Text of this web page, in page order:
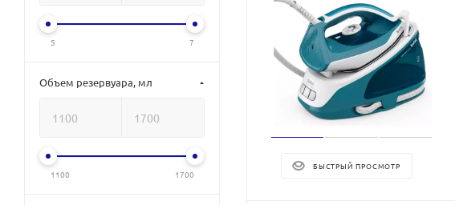
БЫСТРЫЙ ПРОСМОТР
5 7
Объем резервуара, мл
1100 1700